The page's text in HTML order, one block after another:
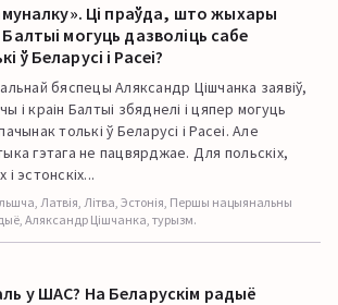
Ці праўда, што жыхары
могуць дазволіць сабе
ў Беларусі і Расеі?
бяспецы Аляксандр Цішчанка заявіў,
і краін Балтыі збяднелі і цяпер могуць
толькі ў Беларусі і Расеі. Але
гэтага не пацвярджае. Для польскіх,
і эстонскіх...
Латвія, Літва, Эстонія, Першы нацыянальны
Аляксандр Цішчанка, турызм.
у ШАС? На Беларускім радыё